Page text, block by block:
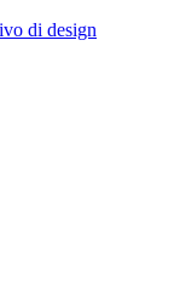
di design